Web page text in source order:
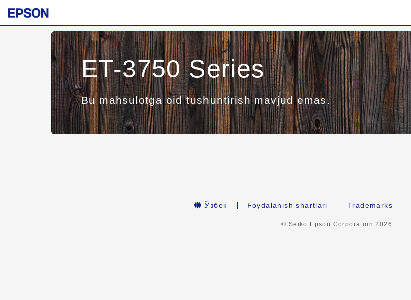
ET-3750 Series
Bu mahsulotga oid tushuntirish mavjud emas.
Ўзбек Foydalanish shartlari Trademarks
© Seiko Epson Corporation2026